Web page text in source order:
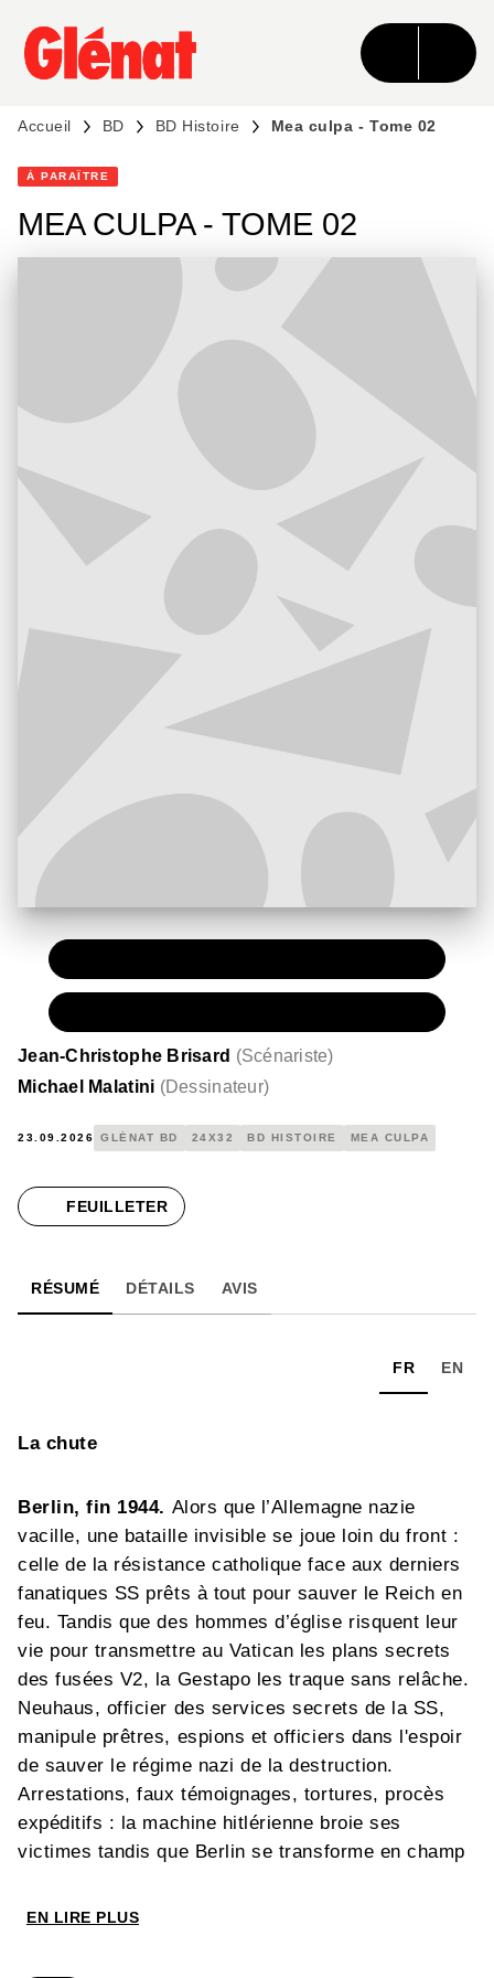
MENU RECHERCHE CONTENU
PIED DE PAGE
Accueil BD BD Histoire Mea culpa - Tome 02
À PARAÎTRE
MEA CULPA - TOME 02
Jean-Christophe Brisard (Scénariste)
Michael Malatini (Dessinateur)
23.09.2026 GLÉNAT BD 24X32 BD HISTOIRE MEA CULPA
FEUILLETER
RÉSUMÉ DÉTAILS AVIS
FR EN
La chute
Berlin, fin 1944. Alors que l’Allemagne nazie
vacille, une bataille invisible se joue loin du front :
celle de la résistance catholique face aux derniers
fanatiques SS prêts à tout pour sauver le Reich en
feu. Tandis que des hommes d’église risquent leur
vie pour transmettre au Vatican les plans secrets
des fusées V2, la Gestapo les traque sans relâche.
Neuhaus, officier des services secrets de la SS,
manipule prêtres, espions et officiers dans l'espoir
de sauver le régime nazi de la destruction.
Arrestations, faux témoignages, tortures, procès
expéditifs : la machine hitlérienne broie ses
victimes tandis que Berlin se transforme en champ
historiques rares issues des archives allemandes
EN LIRE PLUS